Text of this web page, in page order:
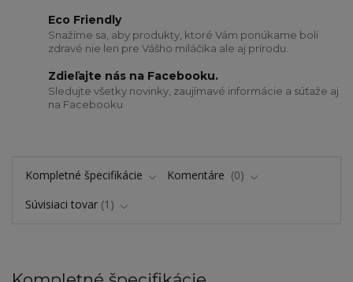
Eco Friendly
Snažíme sa, aby produkty, ktoré Vám ponúkame boli
zdravé nie len pre Vášho miláčika ale aj prírodu.
Zdieľajte nás na Facebooku.
Sledujte všetky novinky, zaujímavé informácie a súťaže aj
na Facebooku
Kompletné špecifikácie Komentáre
0
Súvisiaci tovar 1